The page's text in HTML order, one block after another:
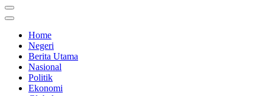
Home
Negeri
Berita Utama
Nasional
Politik
Ekonomi